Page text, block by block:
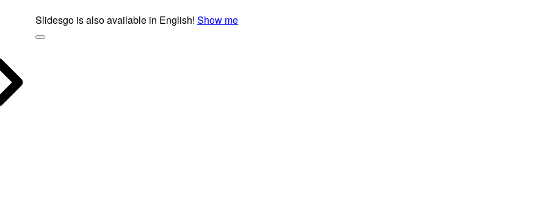
Slidesgo is also available in English! Show me